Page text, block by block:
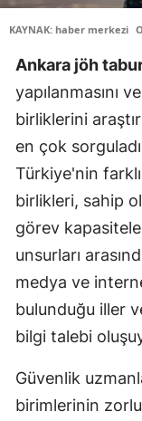
KAYNAK: haber merkezi
Ankara jöh
yapılanmasını
birliklerini
en çok
Türkiye'nin
birlikleri, sahip
görev
unsurları
medya ve
bulunduğu iller
bilgi talebi
Güvenlik
birimlerinin